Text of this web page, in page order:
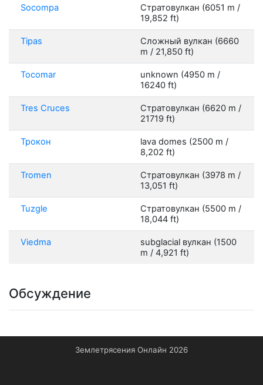
Socompa
Стратовулкан (6051 m /
19,852 ft)
Tipas
Сложный вулкан (6660
m / 21,850 ft)
Tocomar
unknown (4950 m /
16240 ft)
Tres Cruces
Стратовулкан (6620 m /
21719 ft)
Трокон
lava domes (2500 m /
8,202 ft)
Tromen
Стратовулкан (3978 m /
13,051 ft)
Tuzgle
Стратовулкан (5500 m /
18,044 ft)
Viedma
subglacial вулкан (1500
m / 4,921 ft)
Обсуждение
Землетрясения Онлайн 2026